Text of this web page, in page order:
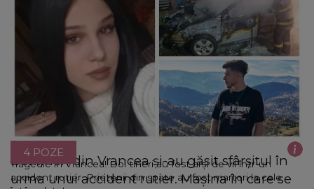
Tragedie în Vrancea! Doi tineri au fost arși de vii într-un
accident rutier. Prietenii din spate au fost martori la cele
4 POZE
Doi tineri din Vrancea și-au găsit sfârșitul în
urma unui accident rutier. Mașina în care se